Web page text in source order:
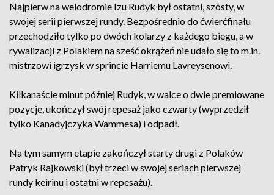
Najpierw na welodromie Izu Rudyk był ostatni, szósty, w
swojej serii pierwszej rundy. Bezpośrednio do ćwierćfinału
przechodziło tylko po dwóch kolarzy z każdego biegu, a w
rywalizacji z Polakiem na sześć okrążeń nie udało się to m.in.
mistrzowi igrzysk w sprincie Harriemu Lavreysenowi.
Kilkanaście minut później Rudyk, w walce o dwie premiowane
pozycje, ukończył swój repesaż jako czwarty (wyprzedził
tylko Kanadyjczyka Wammesa) i odpadł.
Na tym samym etapie zakończył starty drugi z Polaków
Patryk Rajkowski (był trzeci w swojej seriach pierwszej
rundy keirinu i ostatni w repesażu).